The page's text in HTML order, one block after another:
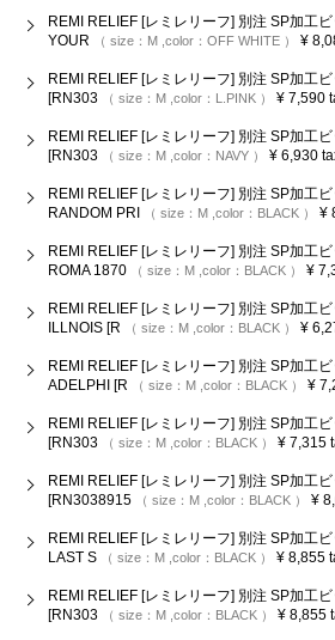
REMI RELIEF [レミレリーフ] 別注 SP加工
YOUR
size： M color： OFF WHITE ¥
REMI RELIEF [レミレリーフ] 別注 SP加工
[RN303
size： M color： L.PINK ¥ 7,590
REMI RELIEF [レミレリーフ] 別注 SP加工
[RN303
size： M color： NAVY ¥ 6,930
REMI RELIEF [レミレリーフ] 別注 SP加工
RANDOM PRI
size： M color： BLACK ¥
REMI RELIEF [レミレリーフ] 別注 SP加工
ROMA 1870
size： M color： BLACK ¥
REMI RELIEF [レミレリーフ] 別注 SP加工
ILLNOIS [R
size： M color： BLACK ¥
REMI RELIEF [レミレリーフ] 別注 SP加工
ADELPHI [R
size： M color： BLACK ¥
REMI RELIEF [レミレリーフ] 別注 SP加工
[RN303
size： M color： BLACK ¥ 7,315
REMI RELIEF [レミレリーフ] 別注 SP加工
[RN3038915
size： M color： BLACK ¥
REMI RELIEF [レミレリーフ] 別注 SP加工
LAST S
size： M color： BLACK ¥ 8,855
REMI RELIEF [レミレリーフ] 別注 SP加工
[RN303
size： M color： BLACK ¥ 8,855